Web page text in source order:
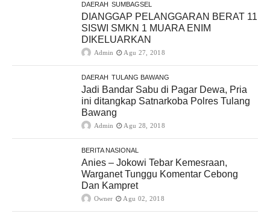
DAERAH SUMBAGSEL
DIANGGAP PELANGGARAN BERAT 11
SISWI SMKN 1 MUARA ENIM
DIKELUARKAN
Admin Agu 27, 2018
DAERAH TULANG BAWANG
Jadi Bandar Sabu di Pagar Dewa, Pria
ini ditangkap Satnarkoba Polres Tulang
Bawang
Admin Agu 28, 2018
BERITA NASIONAL
Anies – Jokowi Tebar Kemesraan,
Warganet Tunggu Komentar Cebong
Dan Kampret
Owner Agu 02, 2018